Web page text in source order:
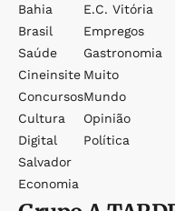
Bahia
Brasil
Saúde
Cineinsite
Concursos
Cultura
Digital
Salvador
Economia
E.c. Vitória
Empregos
Gastronomia
Muito
Mundo
Opinião
Política